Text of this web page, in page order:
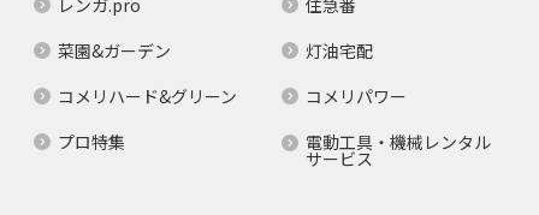
菜園&ガーデン
灯油宅配
コメリハード&グリーン
コメリパワー
プロ特集
電動工具・機械レンタル
サービス